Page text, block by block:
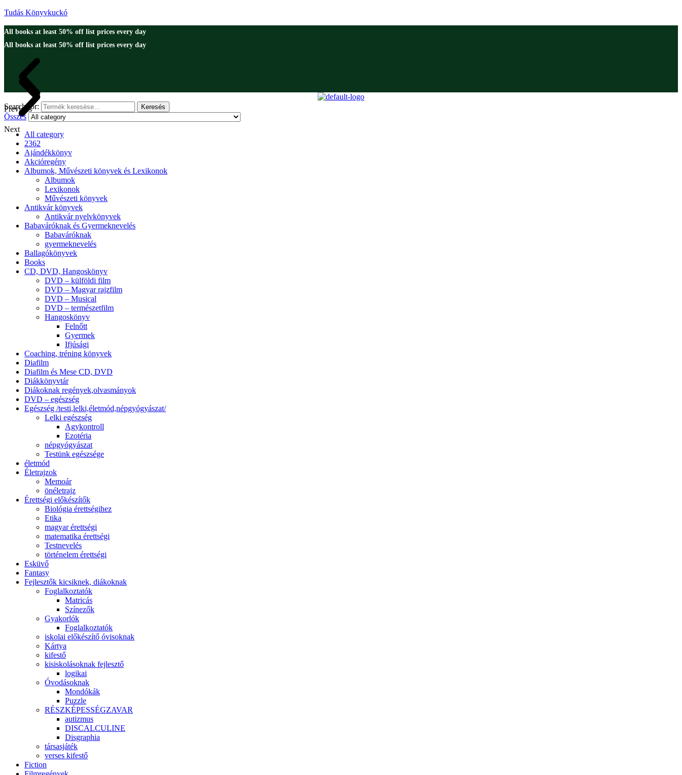
Tudás Könyvkuckó
All books at least 50% off list prices every day
All books at least 50% off list prices every day
Previous
Next
Search for: Keresés
Összes
All category
2362
Ajándékkönyv
Akcióregény
Albumok, Művészeti könyvek és Lexikonok
Albumok
Lexikonok
Művészeti könyvek
Antikvár könyvek
Antikvár nyelvkönyvek
Babaváróknak és Gyermeknevelés
Babaváróknak
gyermeknevelés
Ballagókönyvek
Books
CD, DVD, Hangoskönyv
DVD – külföldi film
DVD – Magyar rajzfilm
DVD – Musical
DVD – természetfilm
Hangoskönyv
Felnőtt
Gyermek
Ifjúsági
Coaching, tréning könyvek
Diafilm
Diafilm és Mese CD, DVD
Diákkönyvtár
Diákoknak regények,olvasmányok
DVD – egészség
Egészség /testi,lelki,életmód,népgyógyászat/
Lelki egészség
Agykontroll
Ezotéria
népgyógyászat
Testünk egészsége
életmód
Életrajzok
Memoár
önéletrajz
Érettségi előkészítők
Biológia érettségihez
Etika
magyar érettségi
matematika érettségi
Testnevelés
történelem érettségi
Esküvő
Fantasy
Fejlesztők kicsiknek, diákoknak
Foglalkoztatók
Matricás
Színezők
Gyakorlók
Foglalkoztatók
iskolai előkészítő óvisoknak
Kártya
kifestő
kisiskolásoknak fejlesztő
logikai
Óvodásoknak
Mondókák
Puzzle
RÉSZKÉPESSÉGZAVAR
autizmus
DISCALCULINE
Disgraphia
társasjáték
verses kifestő
Fiction